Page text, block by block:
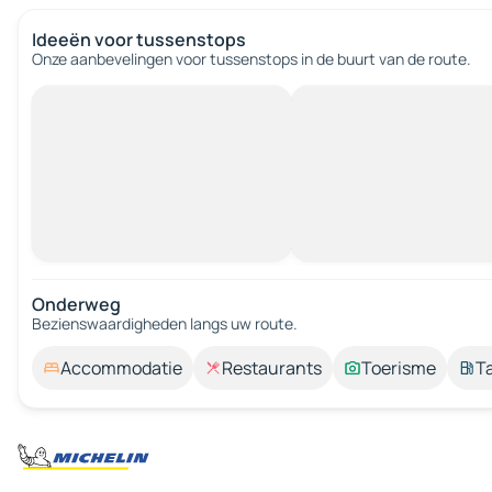
Ideeën voor tussenstops
Onze aanbevelingen voor tussenstops in de buurt van de route.
Onderweg
Bezienswaardigheden langs uw route.
Accommodatie Restaurants Toerisme